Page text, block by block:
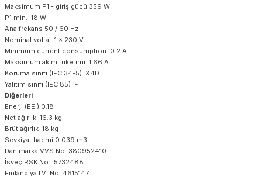
Maksimum P1 - giriş gücü 359 W
P1 min. 18 W
Ana frekans 50 / 60 Hz
Nominal voltaj 1 x 230 V
Minimum current consumption 0.2 A
Maksimum akım tüketimi 1.66 A
Koruma sınıfı (IEC 34-5) X4D
Yalıtım sınıfı (IEC 85) F
Diğerleri
Enerji (EEI) 0.18
Net ağırlık 16.3 kg
Brüt ağırlık 18 kg
Sevkiyat hacmi 0.039 m3
Danimarka VVS No. 380952410
İsveç RSK No. 5732488
Finlandiya LVI No. 4615147